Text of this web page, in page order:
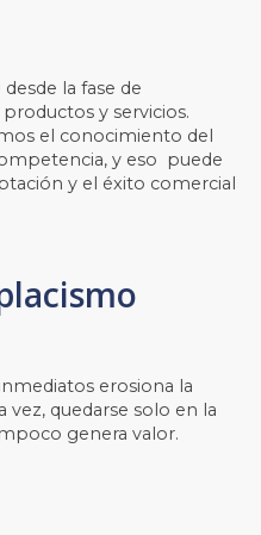
la fase de
y servicios.
el conocimiento del
y eso puede
y el éxito comercial
erosiona la
vez, quedarse solo en la
genera valor.